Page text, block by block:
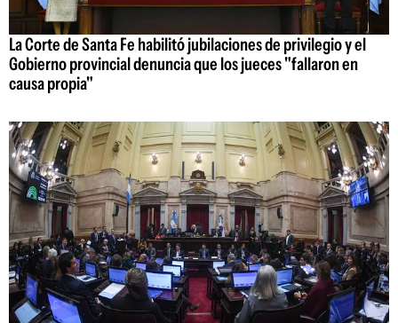
La Corte de Santa Fe habilitó jubilaciones de privilegio y el
Gobierno provincial denuncia que los jueces "fallaron en
causa propia"